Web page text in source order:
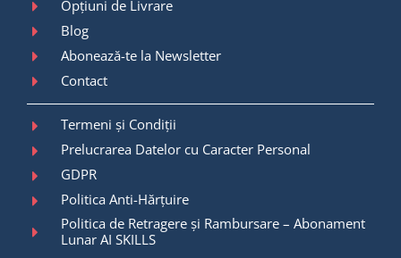
Opțiuni de Livrare
Blog
Abonează-te la Newsletter
Contact
Termeni și Condiții
Prelucrarea Datelor cu Caracter Personal
GDPR
Politica Anti-Hărțuire
Politica de Retragere și Rambursare – Abonament
Lunar AI SKILLS